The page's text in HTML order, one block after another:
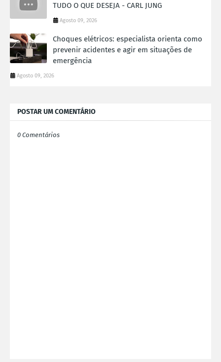
TUDO O QUE DESEJA - CARL JUNG
Agosto 09, 2026
Choques elétricos: especialista orienta como
prevenir acidentes e agir em situações de
emergência
Agosto 09, 2026
POSTAR UM COMENTÁRIO
0 Comentários